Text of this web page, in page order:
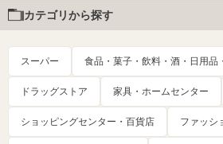
カテゴリから探す
スーパー 食品・菓子・飲料・酒・日用品
ドラッグストア 家具・ホームセンター
ショッピングセンター・百貨店 ファッシ